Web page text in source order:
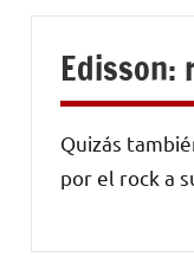
Edisson:
Quizás
por el rock a